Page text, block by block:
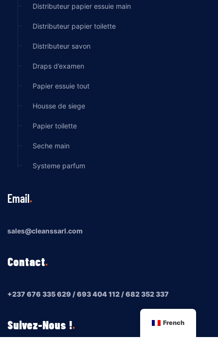
Distributeur papier essuie main
Distributeur papier toilette
Distributeur savon
Draps d’examen
Papier essuie tout
Housse de siege
Papier toilette
Seche main
Systeme parfum
Email
sales@cleanssarl.com
Contact
+237 676 335 629 / 693 404 112 / 682 352 337
Suivez-Nous ! French